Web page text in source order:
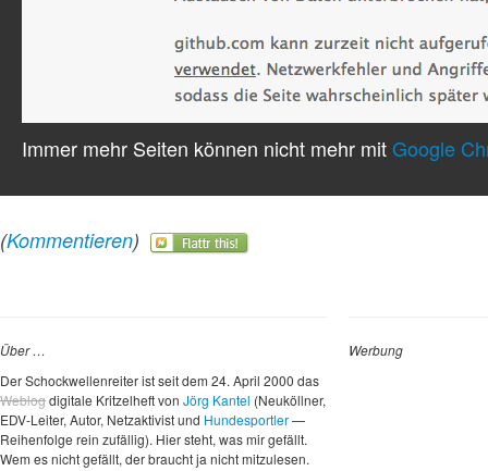
Immer mehr Seiten können nicht mehr mitGoogle
(Kommentieren)
Über …
Der Schockwellenreiter ist seit dem 24. April 2000 das
Weblogdigitale Kritzelheft von Jörg Kantel (Neuköllner,
EDV-Leiter, Autor, Netzaktivist und Hundesportler—
Reihenfolge rein zufällig). Hier steht, was mir gefällt.
Wem es nicht gefällt, der braucht ja nicht mitzulesen.
Werbung